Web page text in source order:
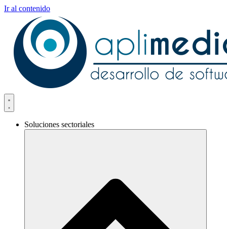
Ir al contenido
Soluciones sectoriales